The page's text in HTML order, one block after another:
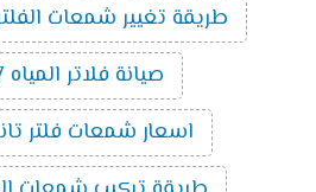
طريقة تغيير شمعات الفلتر 7 مراحل
صيانة فلاتر المياه 7 مراحل
اسعار شمعات فلتر تانك 7